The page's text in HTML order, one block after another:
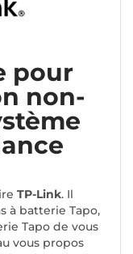
pour
non-
TP-Link. Il
à batterie Tapo,
Tapo de vous
vous propos